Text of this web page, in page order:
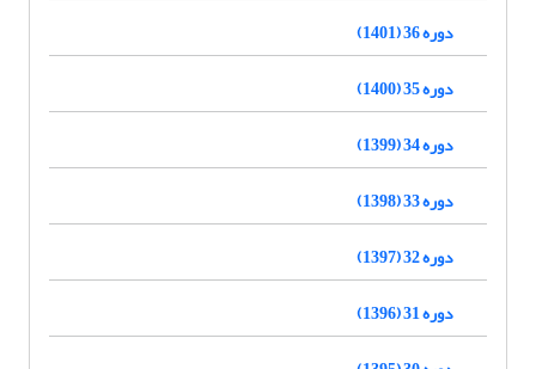
دوره 36 (1401)
دوره 35 (1400)
دوره 34 (1399)
دوره 33 (1398)
دوره 32 (1397)
دوره 31 (1396)